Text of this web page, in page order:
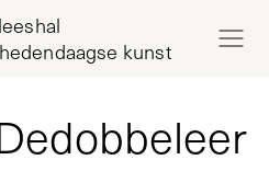
kunst